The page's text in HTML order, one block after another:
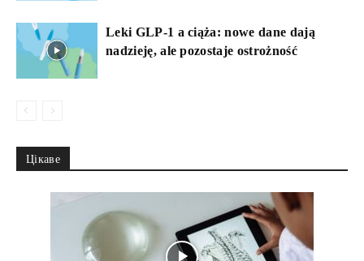
Leki GLP-1 a ciąża: nowe dane dają
nadzieję, ale pozostaje ostrożność
Цікаве